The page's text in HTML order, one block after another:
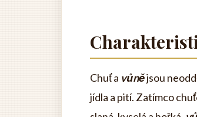
Chuť a vůnějsou
jídla a pití. Zatímco